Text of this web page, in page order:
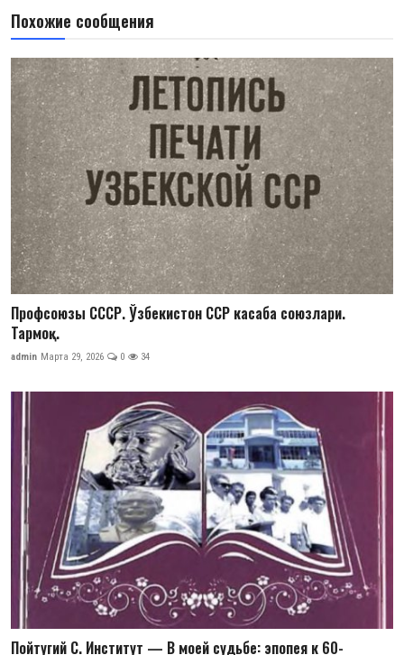
Похожие сообщения
Профсоюзы СССР. Ўзбекистон ССР касаба союзлари.
Тармоқ...
admin Марта 29, 2026 0 34
Пойтугий С. Институт — В моей судьбе: эпопея к 60-